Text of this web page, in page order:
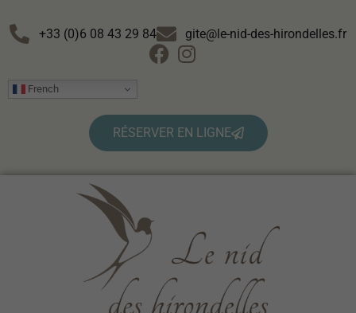
+33 (0)6 08 43 29 84 gite@le-nid-des-hirondelles.fr
French
RÉSERVER EN LIGNE